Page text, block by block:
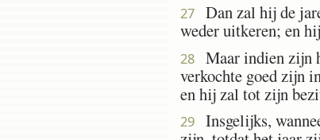
27
Dan zal hij de
weder uitkeren; en
28
Maar indien zijn
verkochte goed zijn
en hij zal tot zijn
29 Insgelijks,